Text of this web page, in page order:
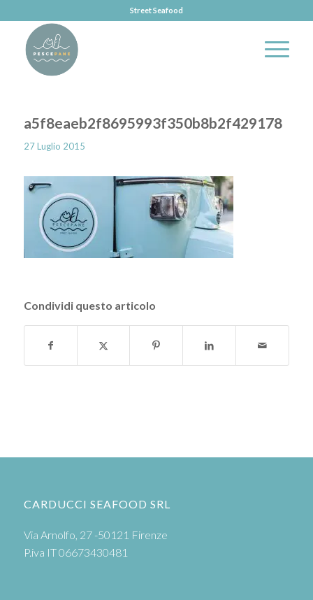
Street Seafood
a5f8eaeb2f8695993f350b8b2f429178
27 Luglio 2015
Condividi questo articolo
CARDUCCI SEAFOOD SRL
Via Arnolfo, 27 -50121 Firenze
P.iva IT 06673430481